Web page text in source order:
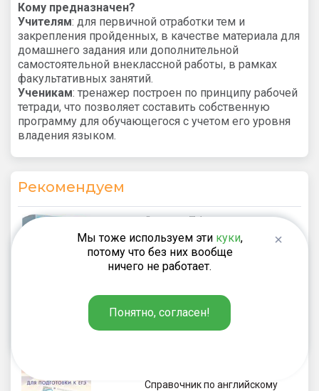
Кому предназначен?
Учителям: для первичной отработки тем и
закрепления пройденных, в качестве материала для
домашнего задания или дополнительной
самостоятельной внеклассной работы, в рамках
факультативных занятий.
Ученикам: тренажер построен по принципу рабочей
тетради, что позволяет составить собственную
программу для обучающегося с учетом его уровня
владения языком.
Рекомендуем
Степичев П.А.
550₽
Карточная игра
«Грамматический трансформер»
Справочник по английскому
Мы тоже используем эти куки,
потому что без них вообще
ничего не работает.
Понятно, согласен!